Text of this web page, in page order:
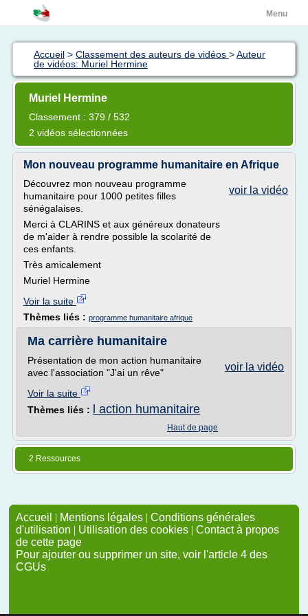
Menu
Accueil > Classement des auteurs de vidéos >Auteur
de vidéos: Muriel Hermine
Muriel Hermine
Classement : 379 / 532
2 vidéos sélectionnées
Mon nouveau programme humanitaire en Afrique
voir la vidéo
Découvrez mon nouveau programme
humanitaire pour 1000 petites filles
sénégalaises.
Merci à CLARINS et aux généreux donateurs
de m'aider à rendre possible la scolarité de
ces enfants.
Très amicalement
Muriel Hermine
Voir la suite
Thèmes liés : programme humanitaire afrique
Ma carrière humanitaire
voir la vidéo
Présentation de mon action humanitaire
avec l'association "J'ai un rêve"
Voir la suite
Thèmes liés :
l action humanitaire
Haut de page
2 Ressources
Accueil | Mentions légales | Conditions générales
d'utilisation | Utilisation des cookies | Contact à propos
de cette page
Pour ajouter ou supprimer un site, voir l'article 4 des
CGUs